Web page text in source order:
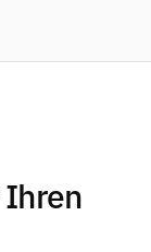
Ihren